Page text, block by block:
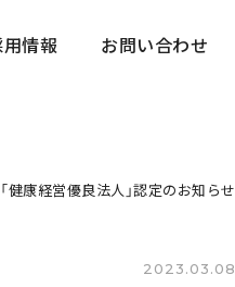
情報
お問い合わせ
健康経営優良法人」認定のお知らせ
2023.03.08